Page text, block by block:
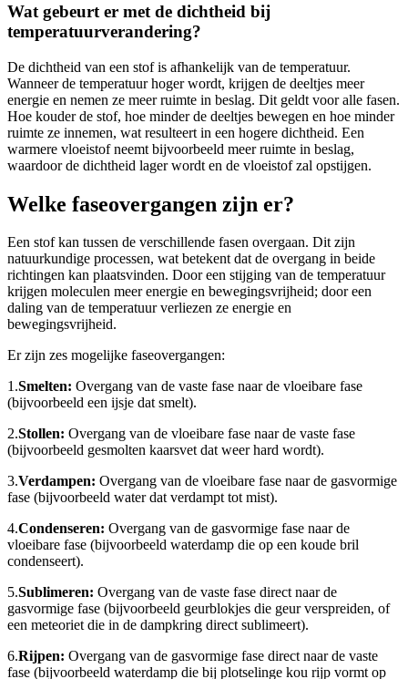
Wat gebeurt er met de dichtheid bij
temperatuurverandering?
De dichtheid van een stof is afhankelijk van de temperatuur.
Wanneer de temperatuur hoger wordt, krijgen de deeltjes meer
energie en nemen ze meer ruimte in beslag. Dit geldt voor alle fasen.
Hoe kouder de stof, hoe minder de deeltjes bewegen en hoe minder
ruimte ze innemen, wat resulteert in een hogere dichtheid. Een
warmere vloeistof neemt bijvoorbeeld meer ruimte in beslag,
waardoor de dichtheid lager wordt en de vloeistof zal opstijgen.
Welke faseovergangen zijn er?
Een stof kan tussen de verschillende fasen overgaan. Dit zijn
natuurkundige processen, wat betekent dat de overgang in beide
richtingen kan plaatsvinden. Door een stijging van de temperatuur
krijgen moleculen meer energie en bewegingsvrijheid; door een
daling van de temperatuur verliezen ze energie en
bewegingsvrijheid.
Er zijn zes mogelijke faseovergangen:
1.Smelten: Overgang van de vaste fase naar de vloeibare fase
(bijvoorbeeld een ijsje dat smelt).
2.Stollen: Overgang van de vloeibare fase naar de vaste fase
(bijvoorbeeld gesmolten kaarsvet dat weer hard wordt).
3.Verdampen: Overgang van de vloeibare fase naar de gasvormige
fase (bijvoorbeeld water dat verdampt tot mist).
4.Condenseren: Overgang van de gasvormige fase naar de
vloeibare fase (bijvoorbeeld waterdamp die op een koude bril
condenseert).
5.Sublimeren: Overgang van de vaste fase direct naar de
gasvormige fase (bijvoorbeeld geurblokjes die geur verspreiden, of
een meteoriet die in de dampkring direct sublimeert).
6.Rijpen: Overgang van de gasvormige fase direct naar de vaste
fase (bijvoorbeeld waterdamp die bij plotselinge kou rijp vormt op